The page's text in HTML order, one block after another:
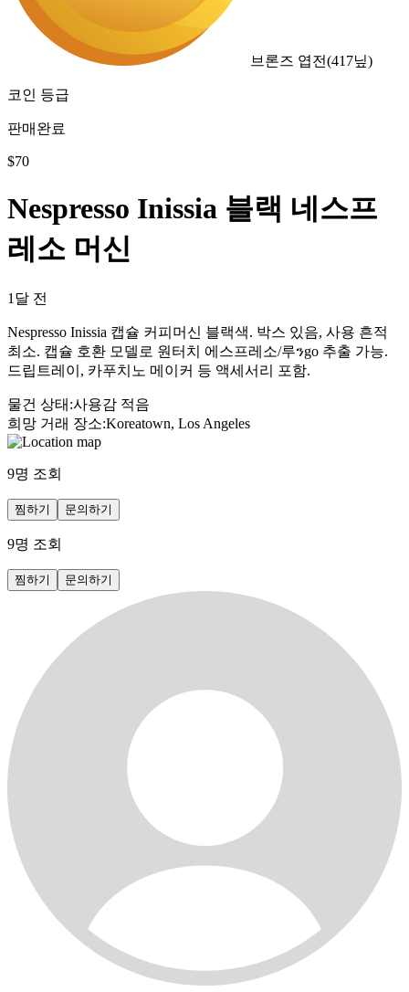
브론즈 엽전(417닢)
코인 등급
판매완료
$70
Nespresso Inissia 블랙 네스프
레소 머신
1달 전
Nespresso Inissia 캡슐 커피머신 블랙색. 박스 있음, 사용 흔적
최소. 캡슐 호환 모델로 원터치 에스프레소/루ንgo 추출 가능.
드립트레이, 카푸치노 메이커 등 액세서리 포함.
물건 상태 :사용감 적음
희망 거래 장소:Koreatown, Los Angeles
9명 조회
찜하기 문의하기
9명 조회
찜하기 문의하기